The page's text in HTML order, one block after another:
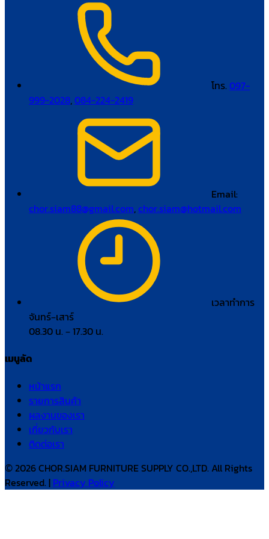
โทร. 097-
999-2028,084-224-2419
Email:
chor.siam88@gmail.com,chor.siam@hotmail.com
เวลาทำการ
จันทร์–เสาร์
08.30 น. – 17.30 น.
เมนูลัด
หน้าแรก
รายการสินค้า
ผลงานของเรา
เกี่ยวกับเรา
ติดต่อเรา
© 2026 CHOR.SIAM FURNITURE SUPPLY CO.,LTD. All Rights
Reserved. | Privacy Policy